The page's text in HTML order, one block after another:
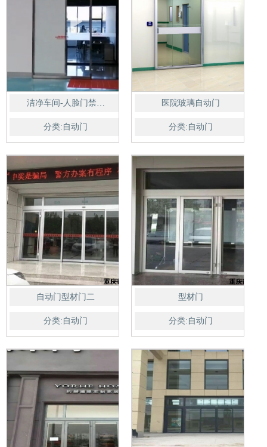
洁净车间-人脸门禁…
分类:自动门
医院玻璃自动门
分类:自动门
自动门型材门二
分类:自动门
型材门
分类:自动门